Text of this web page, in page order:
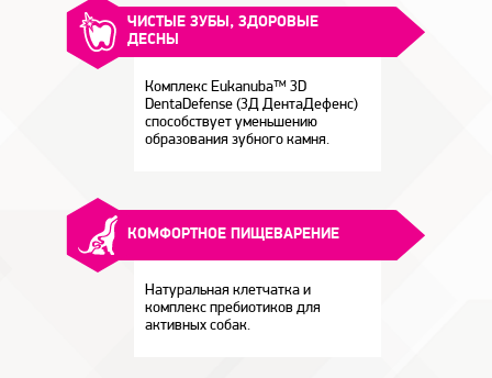
ЧИСТЫЕ ЗУБЫ, ЗДОРОВЫЕ
ДЕСНЫ
Комплекс Eukanuba™ 3D
DentaDefense (3Д ДентаДефенс)
способствует уменьшению
образования зубного камня.
КОМФОРТНОЕ ПИЩЕВАРЕНИЕ
Натуральная клетчатка и
комплекс пребиотиков для
активных собак.